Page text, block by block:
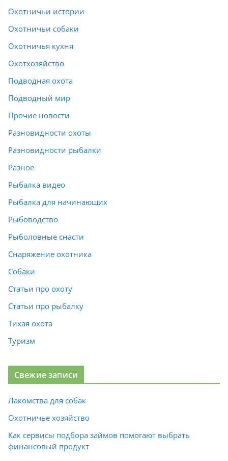
Охотничьи истории
Охотничьи собаки
Охотничья кухня
Охотхозяйство
Подводная охота
Подводный мир
Прочие новости
Разновидности охоты
Разновидности рыбалки
Разное
Рыбалка видео
Рыбалка для начинающих
Рыбоводство
Рыболовные снасти
Снаряжение охотника
Собаки
Статьи про охоту
Статьи про рыбалку
Тихая охота
Туризм
Свежие записи
Лакомства для собак
Охотничье хозяйство
Как сервисы подбора займов помогают выбрать
финансовый продукт